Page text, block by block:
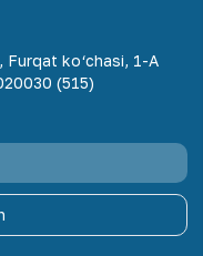
ko‘chasi, 1-A
(515)